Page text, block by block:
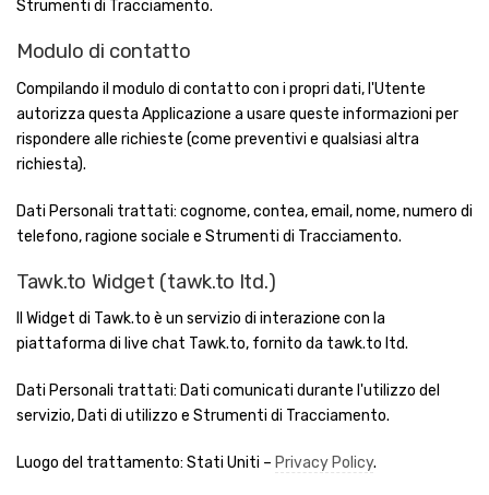
Strumenti di Tracciamento.
Modulo di contatto
Compilando il modulo di contatto con i propri dati, l'Utente
autorizza questa Applicazione a usare queste informazioni per
rispondere alle richieste (come preventivi e qualsiasi altra
richiesta).
Dati Personali trattati: cognome, contea, email, nome, numero di
telefono, ragione sociale e Strumenti di Tracciamento.
Tawk.to Widget (tawk.to ltd.)
Il Widget di Tawk.to è un servizio di interazione con la
piattaforma di live chat Tawk.to, fornito da tawk.to ltd.
Dati Personali trattati: Dati comunicati durante l'utilizzo del
servizio, Dati di utilizzo e Strumenti di Tracciamento.
Luogo del trattamento: Stati Uniti – Privacy Policy.